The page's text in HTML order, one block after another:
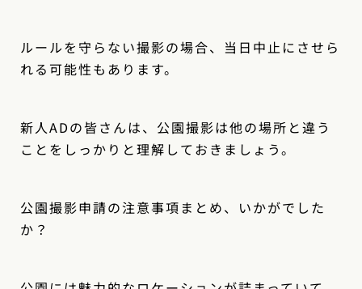
ルールを守らない撮影の場合、当日中止にさせら
れる可能性もあります。
新人ADの皆さんは、公園撮影は他の場所と違う
ことをしっかりと理解しておきましょう。
公園撮影申請の注意事項まとめ、いかがでした
か？